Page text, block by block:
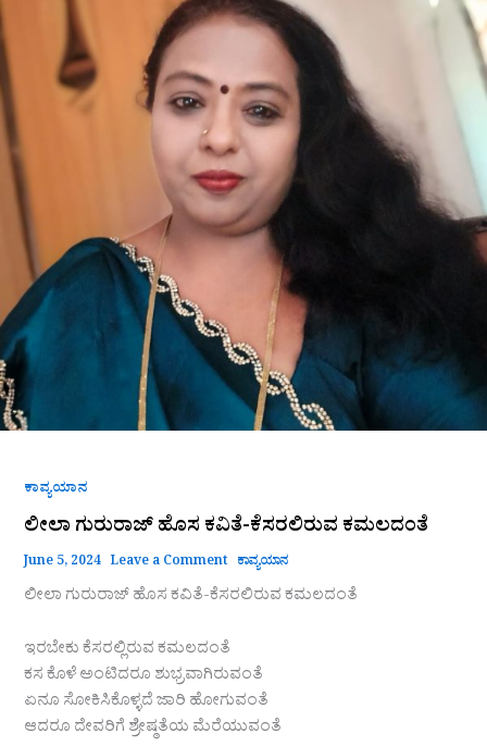
ಕಾವ್ಯಯಾನ
ಲೀಲಾ ಗುರುರಾಜ್ ಹೊಸ ಕವಿತೆ-ಕೆಸರಲಿರುವ ಕಮಲದಂತೆ
June 5, 2024 Leave a Comment ಕಾವ್ಯಯಾನ
ಲೀಲಾ ಗುರುರಾಜ್ ಹೊಸ ಕವಿತೆ-ಕೆಸರಲಿರುವ ಕಮಲದಂತೆ
ಇರಬೇಕು ಕೆಸರಲ್ಲಿರುವ ಕಮಲದಂತೆ
ಕಸ ಕೊಳೆ ಅಂಟಿದರೂ ಶುಭ್ರವಾಗಿರುವಂತೆ
ಏನೂ ಸೋಕಿಸಿಕೊಳ್ಳದೆ ಜಾರಿ ಹೋಗುವಂತೆ
ಆದರೂ ದೇವರಿಗೆ ಶ್ರೇಷ್ಠತೆಯ ಮೆರೆಯುವಂತೆ
ಕೆಸರಲಿರುವ
ಕಮಲದಂತೆ